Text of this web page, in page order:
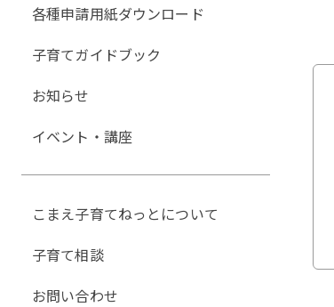
各種申請用紙ダウンロード
子育てガイドブック
お知らせ
イベント・講座
こまえ子育てねっとについて
子育て相談
お問い合わせ